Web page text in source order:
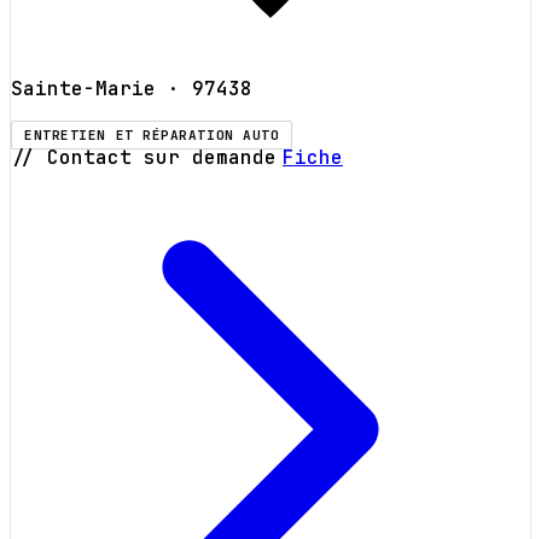
Sainte-Marie · 97438
ENTRETIEN ET RÉPARATION AUTO
// Contact sur demande Fiche